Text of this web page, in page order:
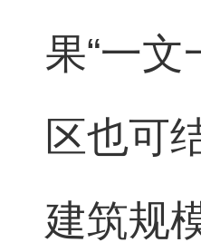
果“一
区也可
建筑规